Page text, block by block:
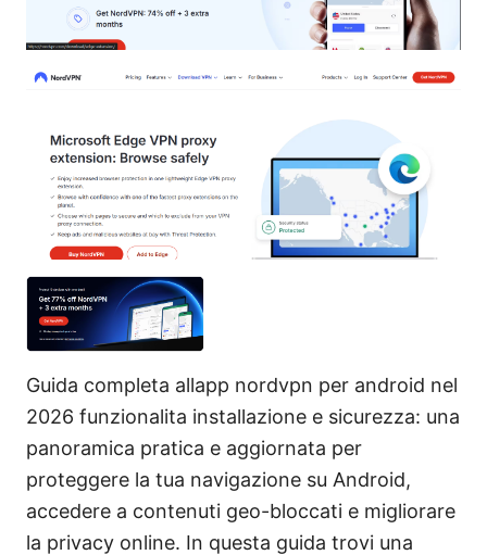
Guida completa allapp nordvpn per android nel
2026 funzionalita installazione e sicurezza: una
panoramica pratica e aggiornata per
proteggere la tua navigazione su Android,
accedere a contenuti geo-bloccati e migliorare
la privacy online. In questa guida trovi una